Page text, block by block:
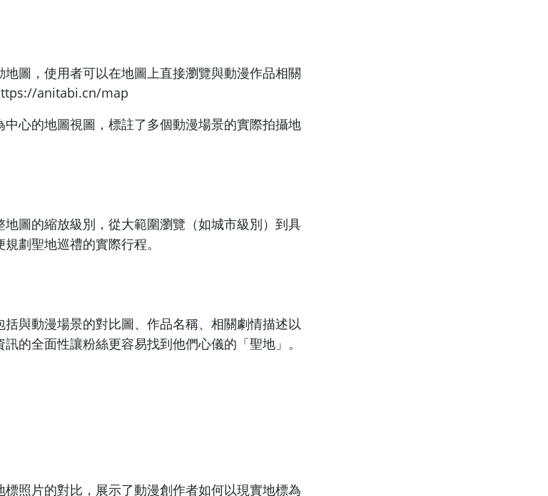
圖，使用者可以在地圖上直接瀏覽與動漫作品相關
anitabi.cn/map
心的地圖視圖，標註了多個動漫場景的實際拍攝地
圖的縮放級別，從大範圍瀏覽（如城市級別）到具
劃聖地巡禮的實際行程。
與動漫場景的對比圖、作品名稱、相關劇情描述以
的全面性讓粉絲更容易找到他們心儀的「聖地」。
照片的對比，展示了動漫創作者如何以現實地標為